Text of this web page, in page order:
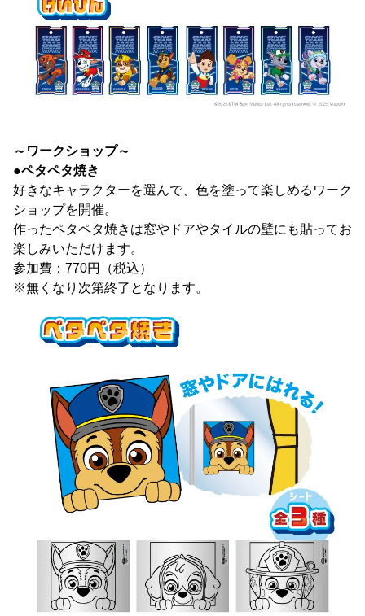
～ワークショップ～
●ペタペタ焼き
好きなキャラクターを選んで、色を塗って楽しめるワーク
ショップを開催。
作ったペタペタ焼きは窓やドアやタイルの壁にも貼ってお
楽しみいただけます。
参加費：770円（税込）
※無くなり次第終了となります。